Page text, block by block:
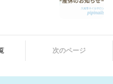
次のページ